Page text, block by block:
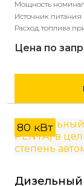
Мощность
Источник питания
Расход топлива
Цена по
80 кВт